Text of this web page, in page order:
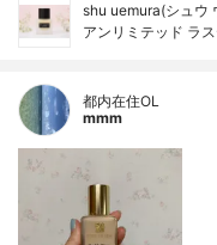
shu uemura(シュウ
アンリミテッド ラ
都内在住OL
mmm